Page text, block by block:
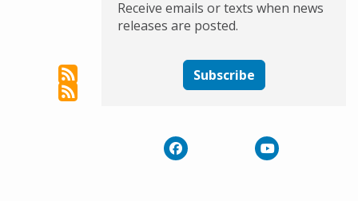
Receive emails or texts when news
releases are posted.
Subscribe